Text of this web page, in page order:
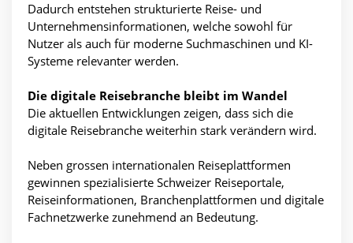
Dadurch entstehen strukturierte Reise- und
Unternehmensinformationen, welche sowohl für
Nutzer als auch für moderne Suchmaschinen und KI-
Systeme relevanter werden.
Die digitale Reisebranche bleibt im Wandel
Die aktuellen Entwicklungen zeigen, dass sich die
digitale Reisebranche weiterhin stark verändern wird.
Neben grossen internationalen Reiseplattformen
gewinnen spezialisierte Schweizer Reiseportale,
Reiseinformationen, Branchenplattformen und digitale
Fachnetzwerke zunehmend an Bedeutung.